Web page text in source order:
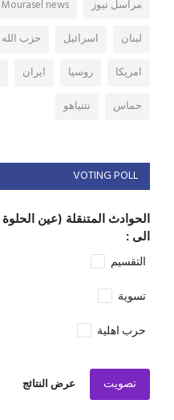
مراسل نيوز Mourasel news
لبنان
اسرائيل حزب الله
امريكا
روسيا ايران
حماس
نتنياهو
VOTING POLL
الحوادث المتنقلة (عين
الى :
التقسيم
تسوية
حرب اهلية
تصويت عرض النتائج